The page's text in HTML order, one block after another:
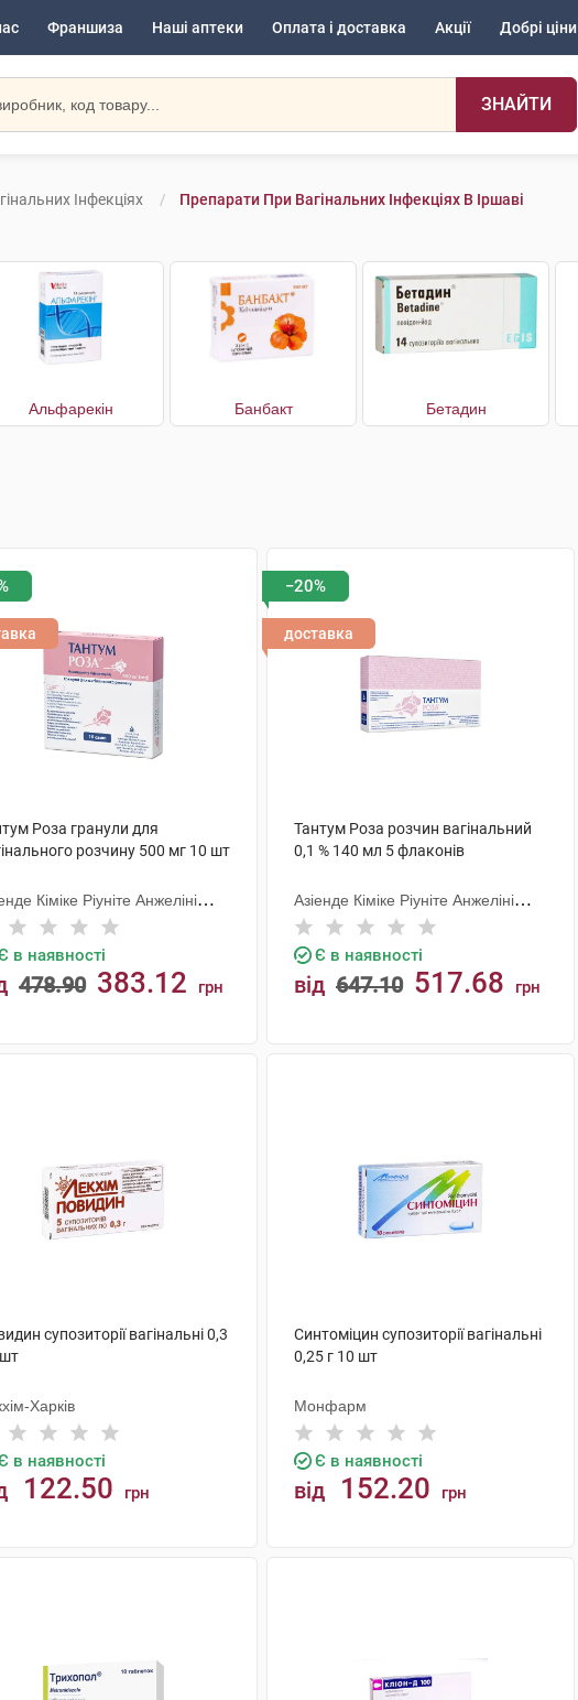
Франшиза Наші аптеки Оплата і доставка Акції Добрі ціни
ЗНАЙТИ
Інфекціях Препарати При Вагінальних Інфекціях В Іршаві
Альфарекін Банбакт Бетадин
Роза гранули для
розчину 500 мг 10 шт
Кіміке Ріуніте Анжеліні
в наявності
478.90 383.12 грн
−20%
доставка
Тантум Роза розчин вагінальний
0,1 % 140 мл 5 флаконів
Азіенде Кіміке Ріуніте Анжеліні
Франческо
Є в наявності
від 647.10 517.68 грн
супозиторії вагінальні 0,3
Харків
в наявності
122.50 грн
Синтоміцин супозиторії вагінальні
0,25 г 10 шт
Монфарм
Є в наявності
від 152.20 грн